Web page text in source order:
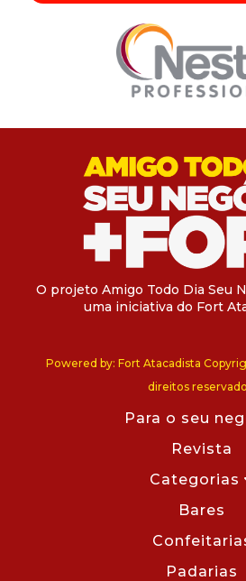
O projeto Amigo Todo Dia Seu
uma iniciativa do Fort
Powered by: Fort Atacadista
direitos
Para o seu
Revista
Categorias
Bares
Padarias